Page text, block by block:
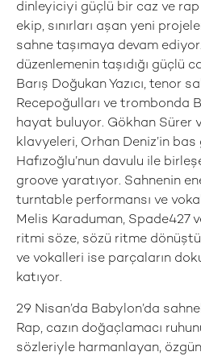
dinleyiciyi güçlü bir caz ve
ekip, sınırları aşan yeni
sahne taşımaya devam
düzenlemenin taşıdığı güçlü
Barış Doğukan Yazıcı, tenor
Recepoğulları ve trombonda
hayat buluyor. Gökhan Sürer
klavyeleri, Orhan Deniz’in bas
Hafızoğlu’nun davulu ile
groove yaratıyor. Sahnenin
turntable performansı ve
Melis Karaduman, Spade427
ritmi söze, sözü ritme
ve vokalleri ise parçaların
katıyor.
29 Nisan’da Babylon’da
Rap, cazın doğaçlamacı
sözleriyle harmanlayan,